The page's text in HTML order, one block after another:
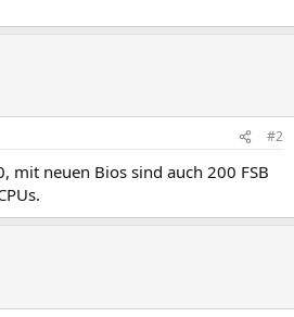
#2
mit neuen Bios sind auch 200 FSB